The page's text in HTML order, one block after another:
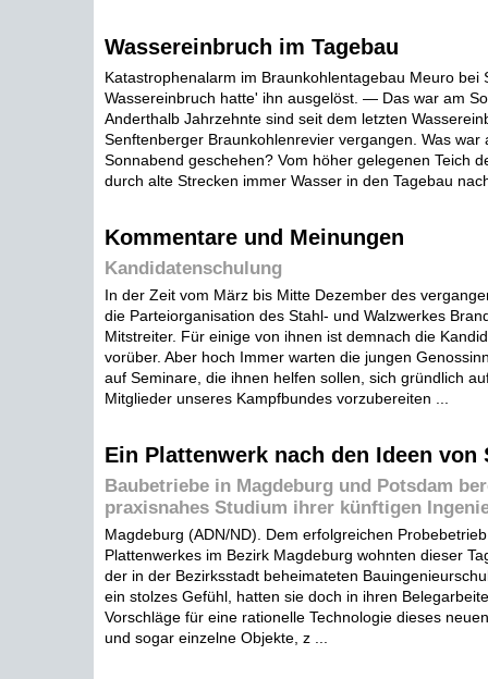
Wassereinbruch im Tagebau
Katastrophenalarm im Braunkohlentagebau Meuro bei
Wassereinbruch hatte' ihn ausgelöst. — Das war am
Anderthalb Jahrzehnte sind seit dem letzten
Senftenberger Braunkohlenrevier vergangen. Was war
Sonnabend geschehen? Vom höher gelegenen Teich
durch alte Strecken immer Wasser in den Tagebau
Kommentare und Meinungen
Kandidatenschulung
In der Zeit vom März bis Mitte Dezember des
die Parteiorganisation des Stahl- und Walzwerkes
Mitstreiter. Für einige von ihnen ist demnach die
vorüber. Aber hoch Immer warten die jungen
auf Seminare, die ihnen helfen sollen, sich gründlich
Mitglieder unseres Kampfbundes vorzubereiten ...
Ein Plattenwerk nach den Ideen von
Baubetriebe in Magdeburg und Potsdam
praxisnahes Studium ihrer künftigen
Magdeburg (ADN/ND). Dem erfolgreichen
Plattenwerkes im Bezirk Magdeburg wohnten dieser
der in der Bezirksstadt beheimateten
ein stolzes Gefühl, hatten sie doch in ihren
Vorschläge für eine rationelle Technologie dieses
und sogar einzelne Objekte, z ...